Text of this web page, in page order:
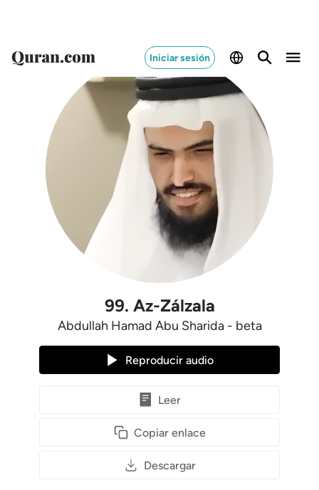
Iniciar sesión
99. Az-Zálzala
Abdullah Hamad Abu Sharida - beta
Reproducir audio
Leer
Copiar enlace
Descargar